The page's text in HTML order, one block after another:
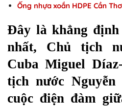
Ống nhựa xoắn HDPE Cần
Đây là khẳng
nhất, Chủ tịch
Cuba Miguel
tịch nước
cuộc điện đàm